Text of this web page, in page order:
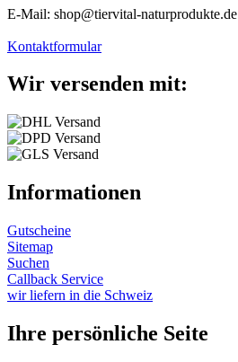
E-Mail: shop@tiervital-naturprodukte.de
Kontaktformular
Wir versenden mit:
Informationen
Gutscheine
Sitemap
Suchen
Callback Service
wir liefern in die Schweiz
Ihre persönliche Seite